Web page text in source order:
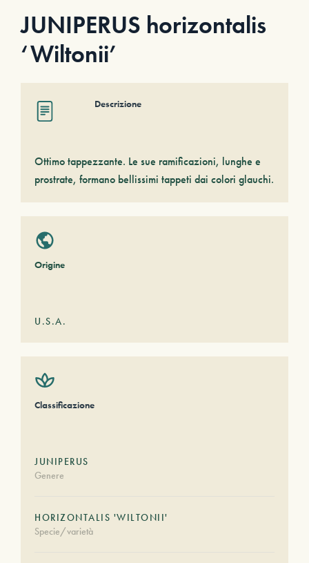
JUNIPERUS horizontalis
‘Wiltonii’
Descrizione
Ottimo tappezzante. Le sue ramificazioni, lunghe e
prostrate, formano bellissimi tappeti dai colori glauchi.
Origine
U.S.A.
Classificazione
JUNIPERUS
Genere
HORIZONTALIS 'WILTONII'
Specie/varietà